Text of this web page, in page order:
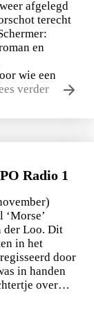
afgelegd
terecht
en
wie een
verder
Radio 1
der Loo. Dit
in het
door
in handen
over…